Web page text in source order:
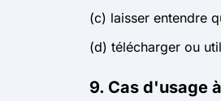
(c) laisser entendre
(d) télécharger ou
9. Cas d'usage